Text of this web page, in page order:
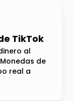
TikTok
al
de
real a